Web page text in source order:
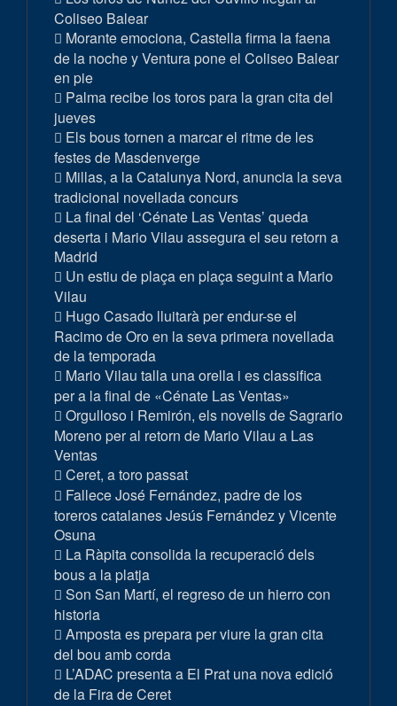
Coliseo Balear
Morante emociona, Castella firma la faena
de la noche y Ventura pone el Coliseo Balear
en pie
Palma recibe los toros para la gran cita del
jueves
Els bous tornen a marcar el ritme de les
festes de Masdenverge
Millas, a la Catalunya Nord, anuncia la seva
tradicional novellada concurs
La final del ‘Cénate Las Ventas’ queda
deserta i Mario Vilau assegura el seu retorn a
Madrid
Un estiu de plaça en plaça seguint a Mario
Vilau
Hugo Casado lluitarà per endur-se el
Racimo de Oro en la seva primera novellada
de la temporada
Mario Vilau talla una orella i es classifica
per a la final de «Cénate Las Ventas»
Orgulloso i Remirón, els novells de Sagrario
Moreno per al retorn de Mario Vilau a Las
Ventas
Ceret, a toro passat
Fallece José Fernández, padre de los
toreros catalanes Jesús Fernández y Vicente
Osuna
La Ràpita consolida la recuperació dels
bous a la platja
Son San Martí, el regreso de un hierro con
historia
Amposta es prepara per viure la gran cita
del bou amb corda
L’ADAC presenta a El Prat una nova edició
de la Fira de Ceret